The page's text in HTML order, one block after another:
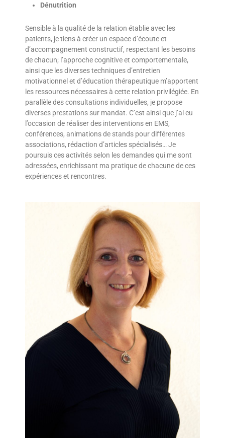
Dénutrition
Sensible à la qualité de la relation établie avec les
patients, je tiens à créer un espace d’écoute et
d’accompagnement constructif, respectant les besoins
de chacun; l’approche cognitive et comportementale,
ainsi que les diverses techniques d’entretien
motivationnel et d’éducation thérapeutique m’apportent
les ressources nécessaires à cette relation privilégiée. En
parallèle des consultations individuelles, je propose
diverses prestations sur mandat. C’est ainsi que j’ai eu
l’occasion de réaliser des interventions en EMS,
conférences, animations de stands pour différentes
associations, rédaction d’articles spécialisés… Je
poursuis ces activités selon les demandes qui me sont
adressées, enrichissant ma pratique de chacune de ces
expériences et rencontres.